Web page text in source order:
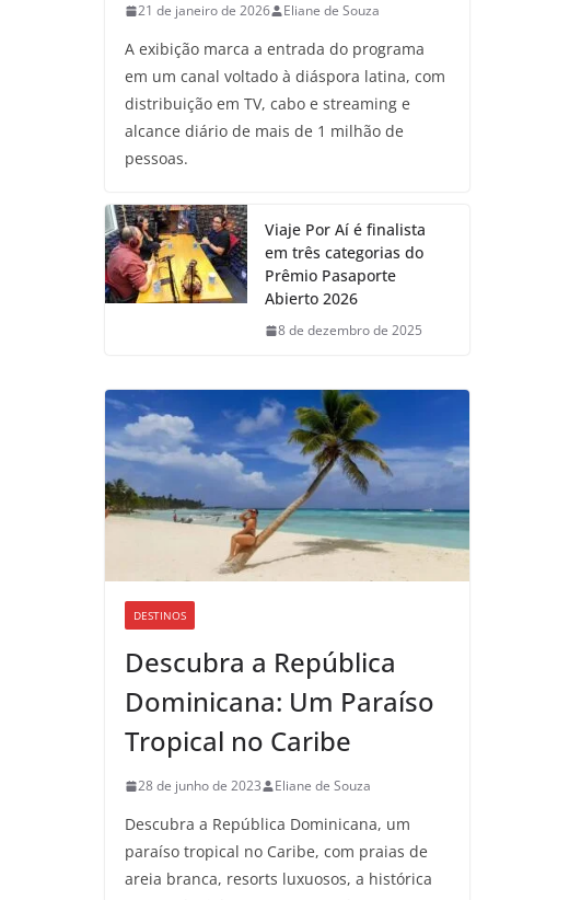
21 de janeiro de 2026 Eliane de Souza
A exibição marca a entrada do programa
em um canal voltado à diáspora latina, com
distribuição em TV, cabo e streaming e
alcance diário de mais de 1 milhão de
pessoas.
Viaje Por Aí é finalista
em três categorias do
Prêmio Pasaporte
Abierto 2026
8 de dezembro de 2025
DESTINOS
Descubra a República
Dominicana: Um Paraíso
Tropical no Caribe
28 de junho de 2023 Eliane de Souza
Descubra a República Dominicana, um
paraíso tropical no Caribe, com praias de
areia branca, resorts luxuosos, a histórica